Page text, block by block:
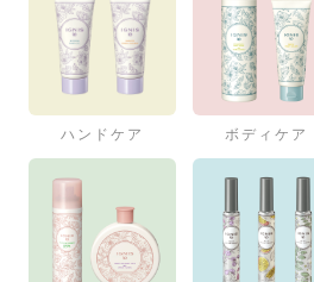
ハンドケア ボディケア